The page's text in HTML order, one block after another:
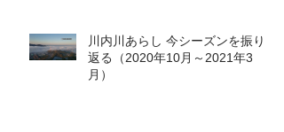
川内川あらし 今シーズンを振り
返る（2020年10月～2021年3
月）